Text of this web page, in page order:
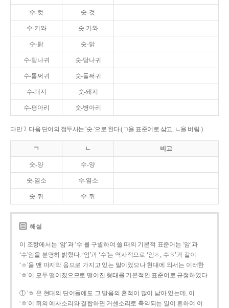
수-컷 숫-것
수-키와 숫-기와
수-탉 숫-닭
수-탕나귀 숫-당나귀
수-톨쩌귀 숫-돌쩌귀
수-퇘지 숫-돼지
수-평아리 숫-병아리
다만 2. 다음 단어의 접두사는 '숫-'으로 한다.(ㄱ을 표준어로 삼고, ㄴ을 버림.)
ㄱ ㄴ 비고
숫-양 수-양
숫-염소 수-염소
숫-쥐 수-쥐
해설
이 조항에서는 ‘암’과 ‘수’를 구별하여 쓸 때의 기본적 표준어는 ‘암’과
‘수’임을 분명히 밝혔다. ‘암’과 ‘수’는 역사적으로 ‘암ㅎ, 수ㅎ’과 같이
‘ㅎ’을 맨 마지막 음으로 가지고 있는 말이었으나 현대에 와서는 이러한
‘ㅎ’이 모두 떨어졌으므로 떨어진 형태를 기본적인 표준어로 규정하였다.
① ‘ㅎ’은 현대의 단어들에도 그 발음의 흔적이 많이 남아 있는데, 이
‘ㅎ’이 뒤의 예사소리와 결합하면 거센소리로 축약되는 일이 흔하여 이